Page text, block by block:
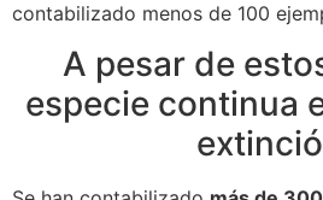
contabilizado menos de 100
A pesar de
especie continua